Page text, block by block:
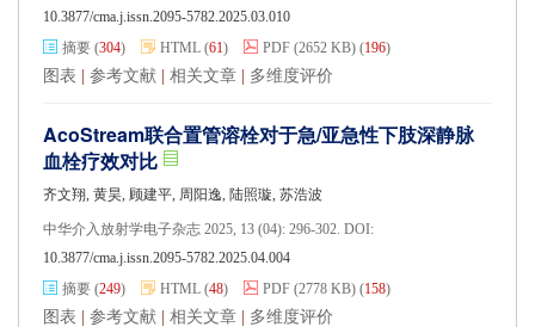
10.3877/cma.j.issn.2095-5782.2025.03.010
摘要 (304) HTML (61) PDF (2652 KB) (196)
图表 参考文献 相关文章 多维度评价
AcoStream联合置管溶栓对于急/亚急性下肢深静脉
血栓疗效对比
齐文翔, 黄昊, 顾建平, 周阳逸, 陆照璇, 苏浩波
中华介入放射学电子杂志 2025, 13 (04): 296-302. DOI:
10.3877/cma.j.issn.2095-5782.2025.04.004
摘要 (249) HTML (48) PDF (2778 KB) (158)
图表 参考文献 相关文章 多维度评价